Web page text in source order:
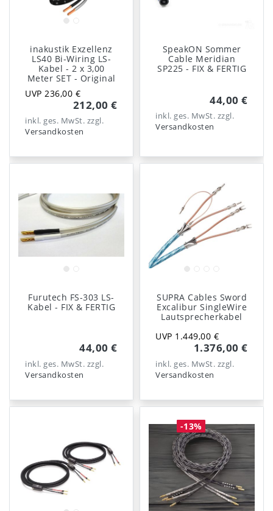
inakustik Exzellenz
LS40 Bi-Wiring LS-
Kabel - 2 x 3,00
Meter SET - Original
UVP 236,00 €
212,00 €
inkl. ges. MwSt. zzgl.
Versandkosten
SpeakON Sommer
Cable Meridian
SP225 - FIX & FERTIG
44,00 €
inkl. ges. MwSt. zzgl.
Versandkosten
Furutech FS-303 LS-
Kabel - FIX & FERTIG
44,00 €
inkl. ges. MwSt. zzgl.
Versandkosten
SUPRA Cables Sword
Excalibur SingleWire
Lautsprecherkabel
UVP 1.449,00 €
1.376,00 €
inkl. ges. MwSt. zzgl.
Versandkosten
-13%